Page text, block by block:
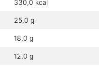
330,0 kcal
25,0 g
18,0 g
12,0 g